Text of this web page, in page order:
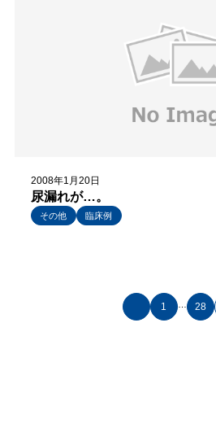
2008年1月20日
尿漏れが…。
その他
臨床例
1 … 28